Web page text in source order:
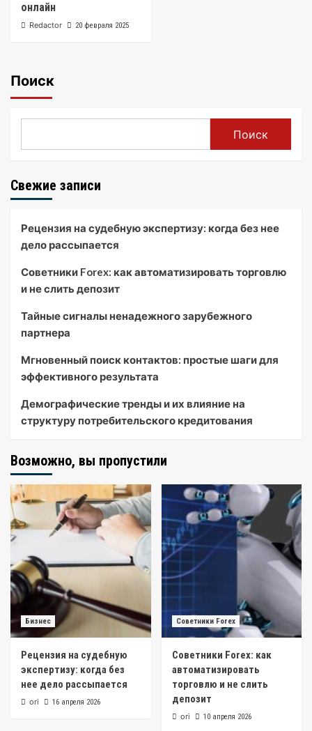
онлайн
Redactor 20 февраля 2025
Поиск
Поиск
Свежие записи
Рецензия на судебную экспертизу: когда без нее
дело рассыпается
Советники Forex: как автоматизировать торговлю
и не слить депозит
Тайные сигналы ненадежного зарубежного
партнера
Мгновенный поиск контактов: простые шаги для
эффективного результата
Демографические тренды и их влияние на
структуру потребительского кредитования
Возможно, вы пропустили
Бизнес
Рецензия на судебную
экспертизу: когда без
нее дело рассыпается
ori 16 апреля 2026
Советники Forex
Советники Forex: как
автоматизировать
торговлю и не слить
депозит
ori 10 апреля 2026